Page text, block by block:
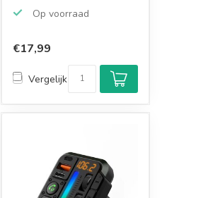
Op voorraad
€17,99
Vergelijk